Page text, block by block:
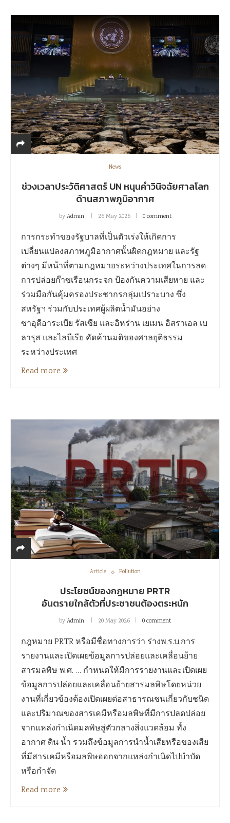
News
ช่วงเวลาประวัติศาสตร์ UN หนุนคำวินิจฉัยศาลโลก
ด้านสภาพภูมิอากาศ
byAdmin 26 May 2026 0 comment
การกระทำของรัฐบาลที่เป็นตัวเร่งให้เกิดการ
เปลี่ยนแปลงสภาพภูมิอากาศนั้นผิดกฎหมาย และรัฐ
ต่างๆ มีหน้าที่ตามกฎหมายระหว่างประเทศในการลด
การปล่อยก๊าซเรือนกระจก ป้องกันความเสียหาย และ
ร่วมมือกันคุ้มครองประชากรกลุ่มเปราะบาง ซึ่ง
สหรัฐฯ ร่วมกับประเทศผู้ผลิตน้ำมันอย่าง
ซาอุดีอาระเบีย รัสเซีย และอิหร่าน เยเมน อิสราเอล เบ
ลารุส และไลบีเรีย คัดค้านมติของศาลยุติธรรม
ระหว่างประเทศ
Read more
Article Pollution
ประโยชน์ของกฎหมาย PRTR
อันตรายใกล้ตัวที่ประชาชนต้องตระหนัก
byAdmin 20 May 2026 0 comment
กฎหมาย PRTR หรือมีชื่อทางการว่า ร่างพ.ร.บ.การ
รายงานและเปิดเผยข้อมูลการปล่อยและเคลื่อนย้าย
สารมลพิษ พ.ศ. … กำหนดให้มีการรายงานและเปิดเผย
ข้อมูลการปล่อยและเคลื่อนย้ายสารมลพิษโดยหน่วย
งานที่เกี่ยวข้องต้องเปิดเผยต่อสาธารณชนเกี่ยวกับชนิด
และปริมาณของสารเคมีหรือมลพิษที่มีการปลดปล่อย
จากแหล่งกำเนิดมลพิษสู่ตัวกลางสิ่งแวดล้อม ทั้ง
อากาศ ดิน น้ำ รวมถึงข้อมูลการนำน้ำเสียหรือของเสีย
ที่มีสารเคมีหรือมลพิษออกจากแหล่งกำเนิดไปบำบัด
หรือกำจัด
Read more